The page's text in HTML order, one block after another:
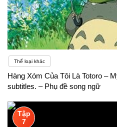
Thể loại khác
Hàng Xóm Của Tôi Là Totoro –
subtitles. – Phụ đề song ngữ
Tập
7